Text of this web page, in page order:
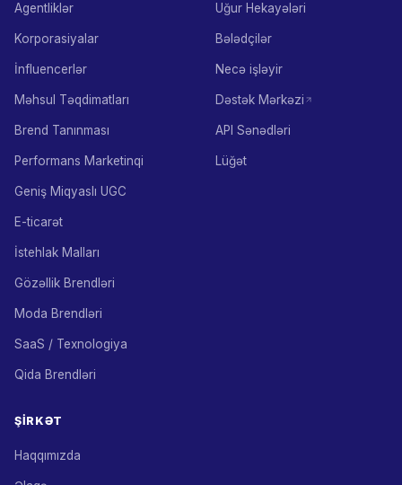
Agentliklər
Korporasiyalar
İnfluencerlər
Məhsul Təqdimatları
Brend Tanınması
Performans Marketinqi
Geniş Miqyaslı UGC
E-ticarət
İstehlak Malları
Gözəllik Brendləri
Moda Brendləri
SaaS / Texnologiya
Qida Brendləri
Uğur Hekayələri
Bələdçilər
Necə işləyir
Dəstək Mərkəzi
API Sənədləri
Lüğət
ŞIRKƏT
Haqqımızda